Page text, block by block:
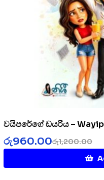
වයිපරේගේ ඩයරිය –
රු1,200.00
රු960.00